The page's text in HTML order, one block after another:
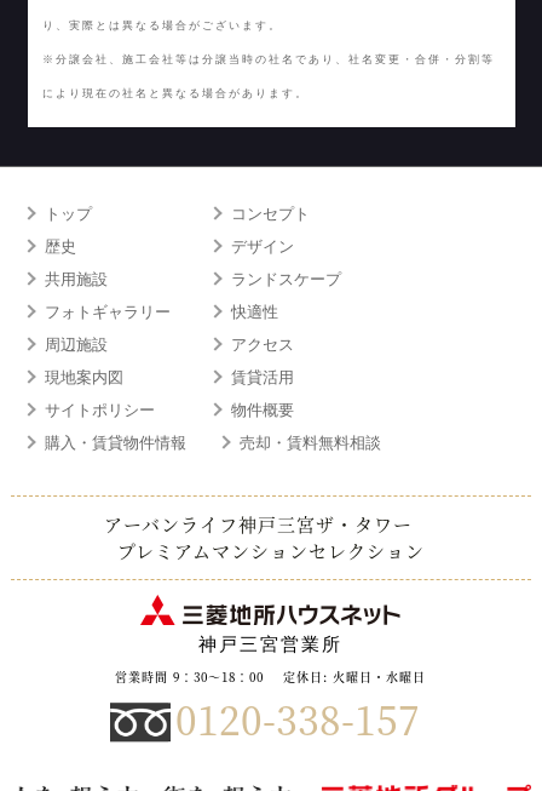
り、実際とは異なる場合がございます。
※分譲会社、施工会社等は分譲当時の社名であり、社名変更・合併・分割等
により現在の社名と異なる場合があります。
トップ
コンセプト
歴史
デザイン
共用施設
ランドスケープ
フォトギャラリー
快適性
周辺施設
アクセス
現地案内図
賃貸活用
サイトポリシー
物件概要
購入・賃貸物件情報
売却・賃料無料相談
アーバンライフ神戸三宮ザ・タワー
プレミアムマンションセレクション
神戸三宮営業所
営業時間 9：30～18：00 定休日: 火曜日・水曜日
0120-338-157